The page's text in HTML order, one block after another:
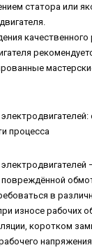
статора или
качественного
процесса
повреждённой
в
износе рабочих
коротком
напряжения.